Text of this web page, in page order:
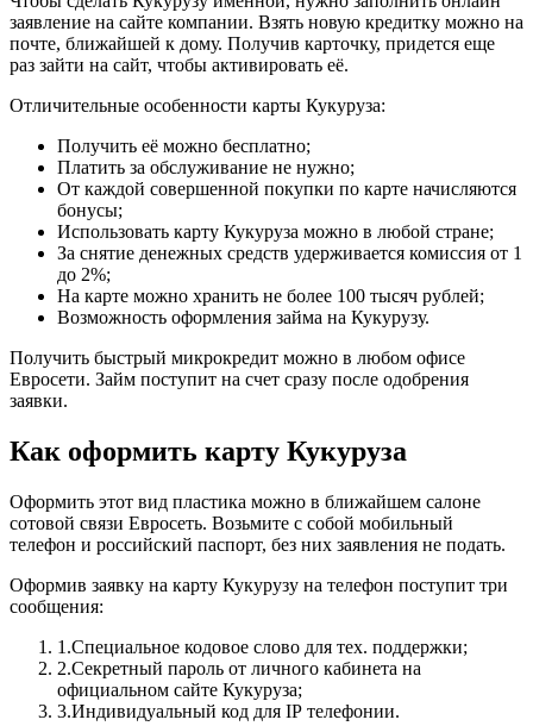
заявление на сайте компании. Взять новую кредитку можно на
почте, ближайшей к дому. Получив карточку, придется еще
раз зайти на сайт, чтобы активировать её.
Отличительные особенности карты Кукуруза:
Получить её можно бесплатно;
Платить за обслуживание не нужно;
От каждой совершенной покупки по карте начисляются
бонусы;
Использовать карту Кукуруза можно в любой стране;
За снятие денежных средств удерживается комиссия от 1
до 2%;
На карте можно хранить не более 100 тысяч рублей;
Возможность оформления займа на Кукурузу.
Получить быстрый микрокредит можно в любом офисе
Евросети. Займ поступит на счет сразу после одобрения
заявки.
Как оформить карту Кукуруза
Оформить этот вид пластика можно в ближайшем салоне
сотовой связи Евросеть. Возьмите с собой мобильный
телефон и российский паспорт, без них заявления не подать.
Оформив заявку на карту Кукурузу на телефон поступит три
сообщения:
1.Специальное кодовое слово для тех. поддержки;
2.Секретный пароль от личного кабинета на
официальном сайте Кукуруза;
3.Индивидуальный код для IP телефонии.